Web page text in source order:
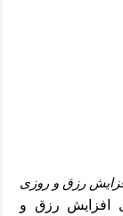
رزق و روزی
افزایش رزق و